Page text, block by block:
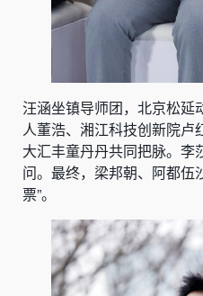
汪涵坐镇导师团，北京松延
人董浩、湘江科技创新院卢
大汇丰童丹丹共同把脉。李
问。最终，梁邦朝、阿都伍
票”。